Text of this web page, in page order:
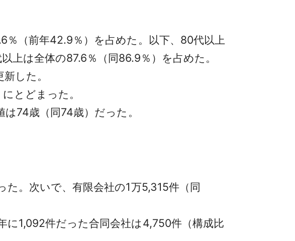
（前年42.9％）を占めた。以下、80代以上
上は全体の87.6％（同86.9％）を占めた。
した。
とどまった。
74歳（同74歳）だった。
。次いで、有限会社の1万5,315件（同
1,092件だった合同会社は4,750件（構成比